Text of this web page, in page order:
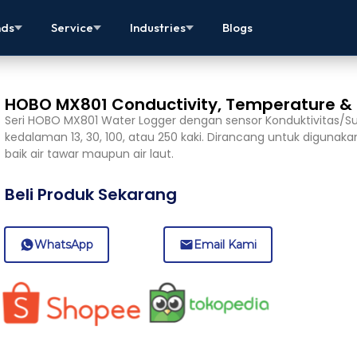
Service Industries Blogs
HOBO MX801 Conductivity, Temperature
Seri HOBO MX801 Water Logger dengan sensor
kedalaman 13, 30, 100, atau 250 kaki. Dirancang untuk
baik air tawar maupun air laut.
Beli Produk Sekarang
WhatsApp Email Kami